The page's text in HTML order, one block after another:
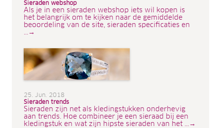
Sieraden webshop
Als je in een sieraden webshop iets wil kopen is
het belangrijk om te kijken naar de gemiddelde
beoordeling van de site, sieraden specificaties en
...→
25. Jun. 2018
Sieraden trends
Sieraden zijn net als kledingstukken onderhevig
aan trends. Hoe combineer je een sieraad bij een
kledingstuk en wat zijn hipste sieraden van het ...→